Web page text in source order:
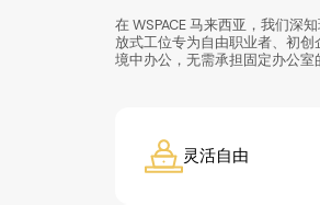
在 WSPACE 马来西亚，我们深
放式工位专为自由职业者、初
境中办公，无需承担固定办公室
灵活自由